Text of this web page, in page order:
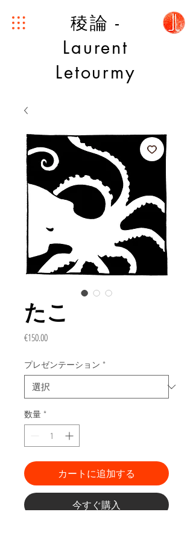
稜論 -
Laurent
Letourmy
たこ
€150.00価
プレゼンテーション *
数量 *
カートに追加する
今すぐ購入